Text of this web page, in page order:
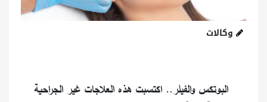
وكالات
البوتكس والفيلر.. اكتسبت هذه العلاجات غير الجراحية